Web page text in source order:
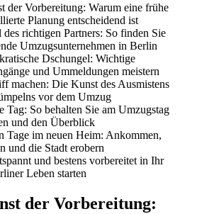
der Vorbereitung: Warum eine frühe
Planung entscheidend ist
richtigen Partners: So finden Sie
Umzugsunternehmen in Berlin
Dschungel: Wichtige
und Ummeldungen meistern
machen: Die Kunst des Ausmistens
vor dem Umzug
Tag: So behalten Sie am Umzugstag
und den Überblick
Tage im neuen Heim: Ankommen,
und die Stadt erobern
und bestens vorbereitet in Ihr
Leben starten
der Vorbereitung: